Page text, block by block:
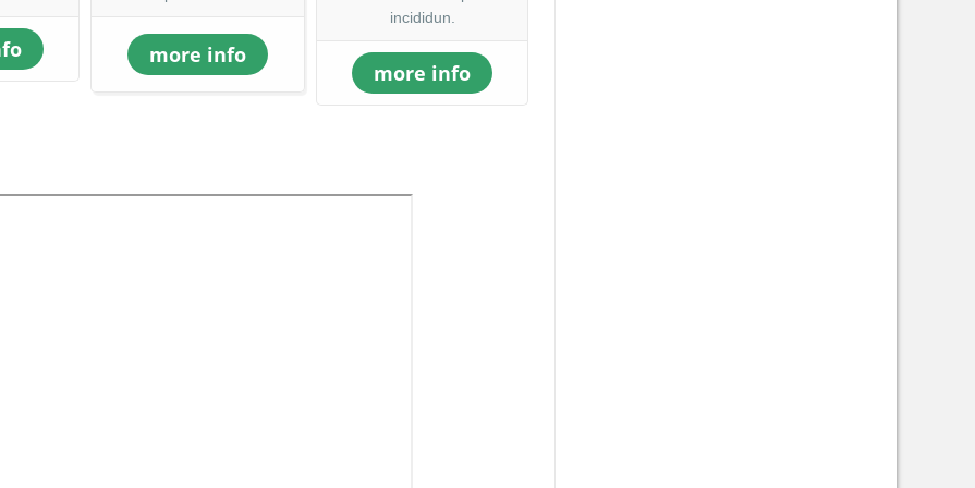
more info
incididun.
more info